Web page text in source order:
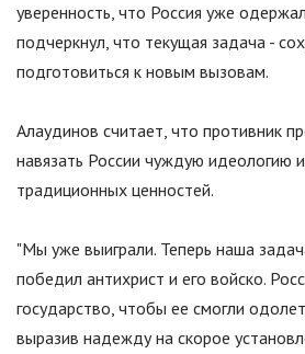
уверенность, что Россия уже
подчеркнул, что текущая задача -
подготовиться к новым вызовам.
Алаудинов считает, что противник
навязать России чуждую идеологию
традиционных ценностей.
"Мы уже выиграли. Теперь наша
победил антихрист и его войско.
государство, чтобы ее смогли
выразив надежду на скорое